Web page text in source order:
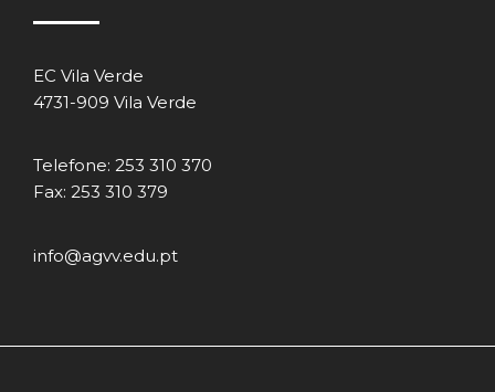
EC Vila Verde
4731-909 Vila Verde
Telefone: 253 310 370
Fax: 253 310 379
info@agvv.edu.pt